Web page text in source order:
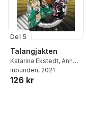
Del 5
Talangjakten
Katarina Ekstedt, Anna
Winberg
Inbunden, 2021
126 kr